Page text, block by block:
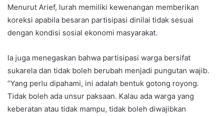
Menurut Arief, lurah memiliki kewenangan memberikan
koreksi apabila besaran partisipasi dinilai tidak sesuai
dengan kondisi sosial ekonomi masyarakat.
Ia juga menegaskan bahwa partisipasi warga bersifat
sukarela dan tidak boleh berubah menjadi pungutan wajib.
“Yang perlu dipahami, ini adalah bentuk gotong royong.
Tidak boleh ada unsur paksaan. Kalau ada warga yang
keberatan atau tidak mampu, tidak boleh diwajibkan